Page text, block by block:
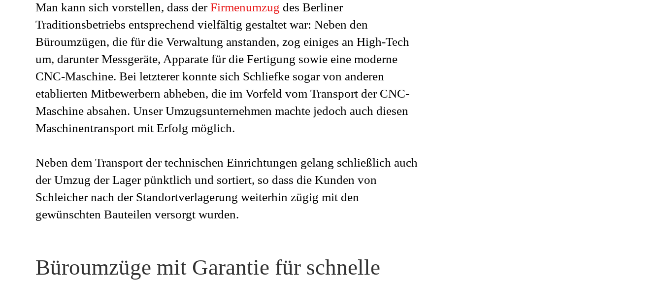
Man kann sich vorstellen, dass derFirmenumzug des Berliner
Traditionsbetriebs entsprechend vielfältig gestaltet war: Neben den
Büroumzügen, die für die Verwaltung anstanden, zog einiges an High-Tech
um, darunter Messgeräte, Apparate für die Fertigung sowie eine moderne
CNC-Maschine. Bei letzterer konnte sich Schliefke sogar von anderen
etablierten Mitbewerbern abheben, die im Vorfeld vom Transport der CNC-
Maschine absahen. Unser Umzugsunternehmen machte jedoch auch diesen
Maschinentransport mit Erfolg möglich.
Neben dem Transport der technischen Einrichtungen gelang schließlich auch
der Umzug der Lager pünktlich und sortiert, so dass die Kunden von
Schleicher nach der Standortverlagerung weiterhin zügig mit den
gewünschten Bauteilen versorgt wurden.
Büroumzüge mit Garantie für schnelle